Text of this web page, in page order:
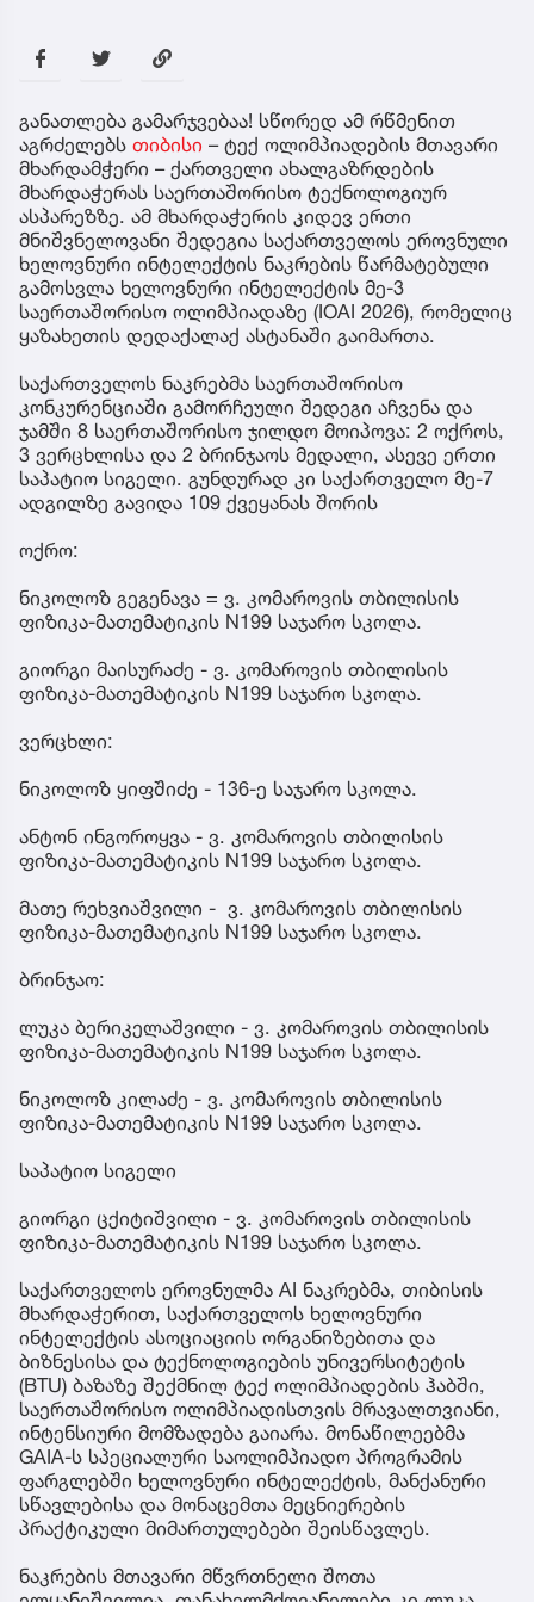
განათლება გამარჯვებაა! სწორედ ამ რწმენით
აგრძელებს თიბისი – ტექ ოლიმპიადების მთავარი
მხარდამჭერი – ქართველი ახალგაზრდების
მხარდაჭერას საერთაშორისო ტექნოლოგიურ
ასპარეზზე. ამ მხარდაჭერის კიდევ ერთი
მნიშვნელოვანი შედეგია საქართველოს ეროვნული
ხელოვნური ინტელექტის ნაკრების წარმატებული
გამოსვლა ხელოვნური ინტელექტის მე-3
საერთაშორისო ოლიმპიადაზე (IOAI 2026), რომელიც
ყაზახეთის დედაქალაქ ასტანაში გაიმართა.
საქართველოს ნაკრებმა საერთაშორისო
კონკურენციაში გამორჩეული შედეგი აჩვენა და
ჯამში 8 საერთაშორისო ჯილდო მოიპოვა: 2 ოქროს,
3 ვერცხლისა და 2 ბრინჯაოს მედალი, ასევე ერთი
საპატიო სიგელი. გუნდურად კი საქართველო მე-7
ადგილზე გავიდა 109 ქვეყანას შორის
ოქრო:
ნიკოლოზ გეგენავა = ვ. კომაროვის თბილისის
ფიზიკა-მათემატიკის N199 საჯარო სკოლა.
გიორგი მაისურაძე - ვ. კომაროვის თბილისის
ფიზიკა-მათემატიკის N199 საჯარო სკოლა.
ვერცხლი:
ნიკოლოზ ყიფშიძე - 136-ე საჯარო სკოლა.
ანტონ ინგოროყვა - ვ. კომაროვის თბილისის
ფიზიკა-მათემატიკის N199 საჯარო სკოლა.
მათე რეხვიაშვილი - ვ. კომაროვის თბილისის
ფიზიკა-მათემატიკის N199 საჯარო სკოლა.
ბრინჯაო:
ლუკა ბერიკელაშვილი - ვ. კომაროვის თბილისის
ფიზიკა-მათემატიკის N199 საჯარო სკოლა.
ნიკოლოზ კილაძე - ვ. კომაროვის თბილისის
ფიზიკა-მათემატიკის N199 საჯარო სკოლა.
საპატიო სიგელი
გიორგი ცქიტიშვილი - ვ. კომაროვის თბილისის
ფიზიკა-მათემატიკის N199 საჯარო სკოლა.
საქართველოს ეროვნულმა AI ნაკრებმა, თიბისის
მხარდაჭერით, საქართველოს ხელოვნური
ინტელექტის ასოციაციის ორგანიზებითა და
ბიზნესისა და ტექნოლოგიების უნივერსიტეტის
(BTU) ბაზაზე შექმნილ ტექ ოლიმპიადების ჰაბში,
საერთაშორისო ოლიმპიადისთვის მრავალთვიანი,
ინტენსიური მომზადება გაიარა. მონაწილეებმა
GAIA-ს სპეციალური საოლიმპიადო პროგრამის
ფარგლებში ხელოვნური ინტელექტის, მანქანური
სწავლებისა და მონაცემთა მეცნიერების
პრაქტიკული მიმართულებები შეისწავლეს.
ნაკრების მთავარი მწვრთნელი შოთა